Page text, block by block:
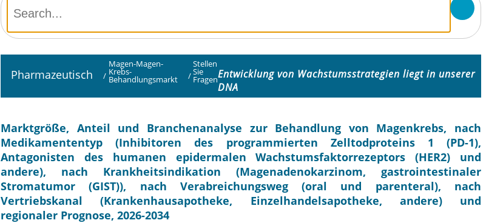
Pharmazeutisch /
Magen-Magen-
Krebs-
Behandlungsmarkt /
Stellen
Sie
FragenEntwicklung von Wachstumsstrategien liegt in unserer
DNA
Marktgröße, Anteil und Branchenanalyse zur Behandlung von Magenkrebs, nach
Medikamententyp (Inhibitoren des programmierten Zelltodproteins 1 (PD-1),
Antagonisten des humanen epidermalen Wachstumsfaktorrezeptors (HER2) und
andere), nach Krankheitsindikation (Magenadenokarzinom, gastrointestinaler
Stromatumor (GIST)), nach Verabreichungsweg (oral und parenteral), nach
Vertriebskanal (Krankenhausapotheke, Einzelhandelsapotheke, andere) und
regionaler Prognose, 2026-2034